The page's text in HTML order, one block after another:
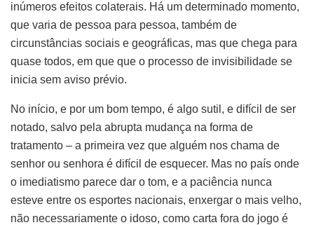
inúmeros efeitos colaterais. Há um determinado momento,
que varia de pessoa para pessoa, também de
circunstâncias sociais e geográficas, mas que chega para
quase todos, em que que o processo de invisibilidade se
inicia sem aviso prévio.
No início, e por um bom tempo, é algo sutil, e difícil de ser
notado, salvo pela abrupta mudança na forma de
tratamento – a primeira vez que alguém nos chama de
senhor ou senhora é difícil de esquecer. Mas no país onde
o imediatismo parece dar o tom, e a paciência nunca
esteve entre os esportes nacionais, enxergar o mais velho,
não necessariamente o idoso, como carta fora do jogo é